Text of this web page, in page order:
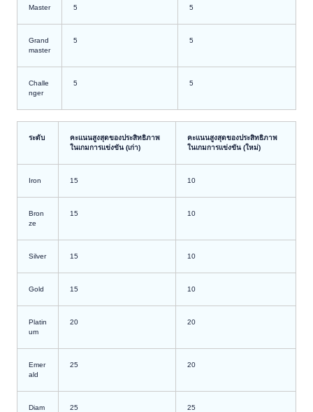
Master 5 5
Grand
master
5 5
Challe
nger
5 5
ระดับ
คะแนนสูงสุดของประสิทธิภาพ
ในเกมการแข่งขัน (เก่า)
คะแนนสูงสุดของประสิทธิภาพ
ในเกมการแข่งขัน (ใหม่)
Iron 15 10
Bron
ze
15 10
Silver 15 10
Gold 15 10
Platin
um
20 20
Emer
ald
25 20
Diam
25 25